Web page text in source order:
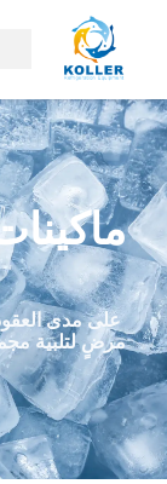
مرضٍ لتلبية